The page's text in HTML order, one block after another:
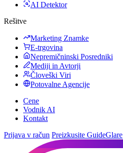
AI Detektor
Rešitve
Marketing Znamke
E-trgovina
Nepremičninski Posredniki
Mediji in Avtorji
Človeški Viri
Potovalne Agencije
Cene
Vodnik AI
Kontakt
Prijava v račun Preizkusite GuideGlare